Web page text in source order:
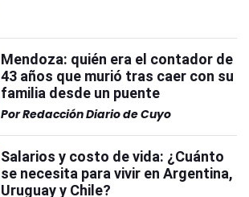
Mendoza: quién era el contador de
43 años que murió tras caer con su
familia desde un puente
PorRedacción Diario de Cuyo
Salarios y costo de vida: ¿Cuánto
se necesita para vivir en Argentina,
Uruguay y Chile?